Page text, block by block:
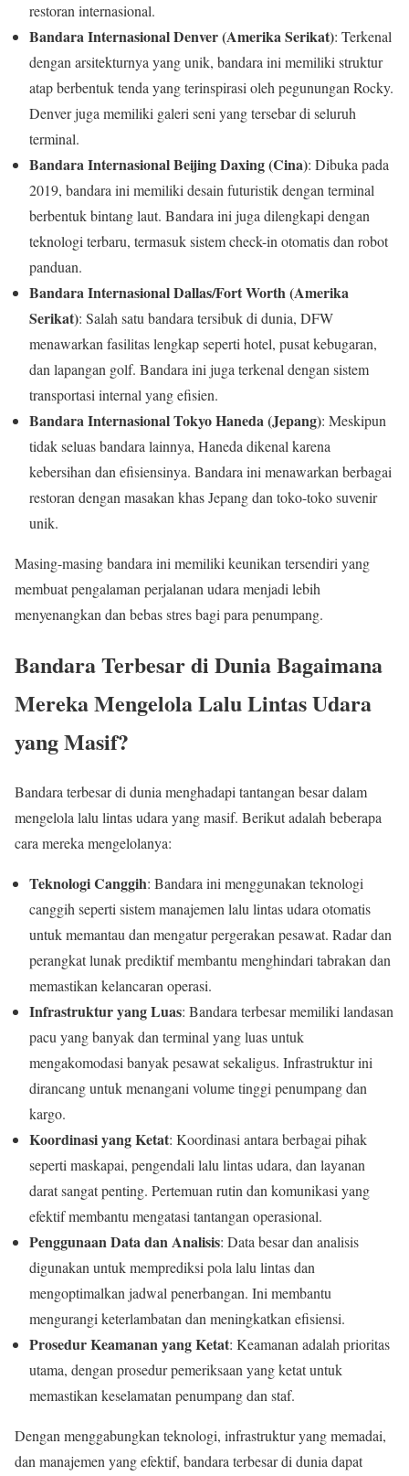
restoran internasional.
Bandara Internasional Denver (Amerika Serikat): Terkenal
dengan arsitekturnya yang unik, bandara ini memiliki struktur
atap berbentuk tenda yang terinspirasi oleh pegunungan Rocky.
Denver juga memiliki galeri seni yang tersebar di seluruh
terminal.
Bandara Internasional Beijing Daxing (Cina): Dibuka pada
2019, bandara ini memiliki desain futuristik dengan terminal
berbentuk bintang laut. Bandara ini juga dilengkapi dengan
teknologi terbaru, termasuk sistem check-in otomatis dan robot
panduan.
Bandara Internasional Dallas/Fort Worth (Amerika
Serikat): Salah satu bandara tersibuk di dunia, DFW
menawarkan fasilitas lengkap seperti hotel, pusat kebugaran,
dan lapangan golf. Bandara ini juga terkenal dengan sistem
transportasi internal yang efisien.
Bandara Internasional Tokyo Haneda (Jepang): Meskipun
tidak seluas bandara lainnya, Haneda dikenal karena
kebersihan dan efisiensinya. Bandara ini menawarkan berbagai
restoran dengan masakan khas Jepang dan toko-toko suvenir
unik.
Masing-masing bandara ini memiliki keunikan tersendiri yang
membuat pengalaman perjalanan udara menjadi lebih
menyenangkan dan bebas stres bagi para penumpang.
Bandara Terbesar di Dunia Bagaimana
Mereka Mengelola Lalu Lintas Udara
yang Masif?
Bandara terbesar di dunia menghadapi tantangan besar dalam
mengelola lalu lintas udara yang masif. Berikut adalah beberapa
cara mereka mengelolanya:
Teknologi Canggih: Bandara ini menggunakan teknologi
canggih seperti sistem manajemen lalu lintas udara otomatis
untuk memantau dan mengatur pergerakan pesawat. Radar dan
perangkat lunak prediktif membantu menghindari tabrakan dan
memastikan kelancaran operasi.
Infrastruktur yang Luas: Bandara terbesar memiliki landasan
pacu yang banyak dan terminal yang luas untuk
mengakomodasi banyak pesawat sekaligus. Infrastruktur ini
dirancang untuk menangani volume tinggi penumpang dan
kargo.
Koordinasi yang Ketat: Koordinasi antara berbagai pihak
seperti maskapai, pengendali lalu lintas udara, dan layanan
darat sangat penting. Pertemuan rutin dan komunikasi yang
efektif membantu mengatasi tantangan operasional.
Penggunaan Data dan Analisis: Data besar dan analisis
digunakan untuk memprediksi pola lalu lintas dan
mengoptimalkan jadwal penerbangan. Ini membantu
mengurangi keterlambatan dan meningkatkan efisiensi.
Prosedur Keamanan yang Ketat: Keamanan adalah prioritas
utama, dengan prosedur pemeriksaan yang ketat untuk
memastikan keselamatan penumpang dan staf.
Dengan menggabungkan teknologi, infrastruktur yang memadai,
dan manajemen yang efektif, bandara terbesar di dunia dapat